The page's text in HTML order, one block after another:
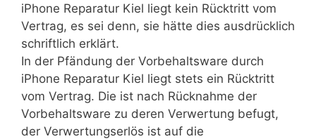
iPhone Reparatur Kiel liegt kein Rücktritt vom
Vertrag, es sei denn, sie hätte dies ausdrücklich
schriftlich erklärt.
In der Pfändung der Vorbehaltsware durch
iPhone Reparatur Kiel liegt stets ein Rücktritt
vom Vertrag. Die ist nach Rücknahme der
Vorbehaltsware zu deren Verwertung befugt,
der Verwertungserlös ist auf die